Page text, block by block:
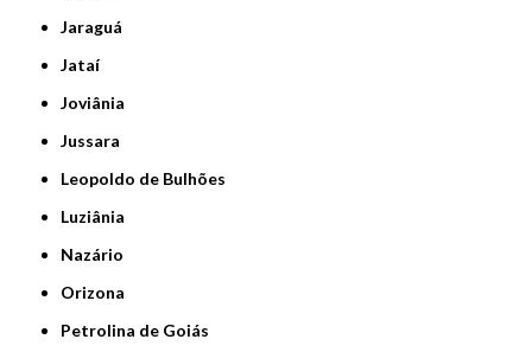
Jaraguá
Jataí
Joviânia
Jussara
Leopoldo de Bulhões
Luziânia
Nazário
Orizona
Petrolina de Goiás